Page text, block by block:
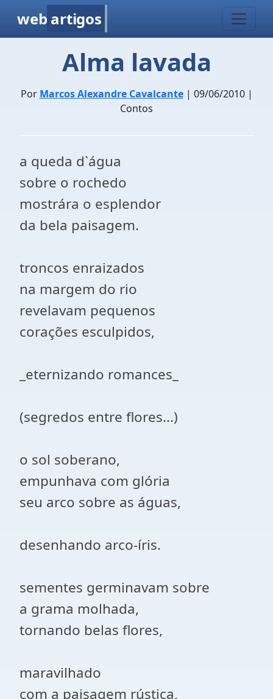
web artigos
Alma lavada
Por Marcos Alexandre Cavalcante| 09/06/2010 |
Contos
a queda d`água
sobre o rochedo
mostrára o esplendor
da bela paisagem.
troncos enraizados
na margem do rio
revelavam pequenos
corações esculpidos,
_eternizando romances_
(segredos entre flores...)
o sol soberano,
empunhava com glória
seu arco sobre as águas,
desenhando arco-íris.
sementes germinavam sobre
a grama molhada,
tornando belas flores,
maravilhado
com a paisagem rústica,